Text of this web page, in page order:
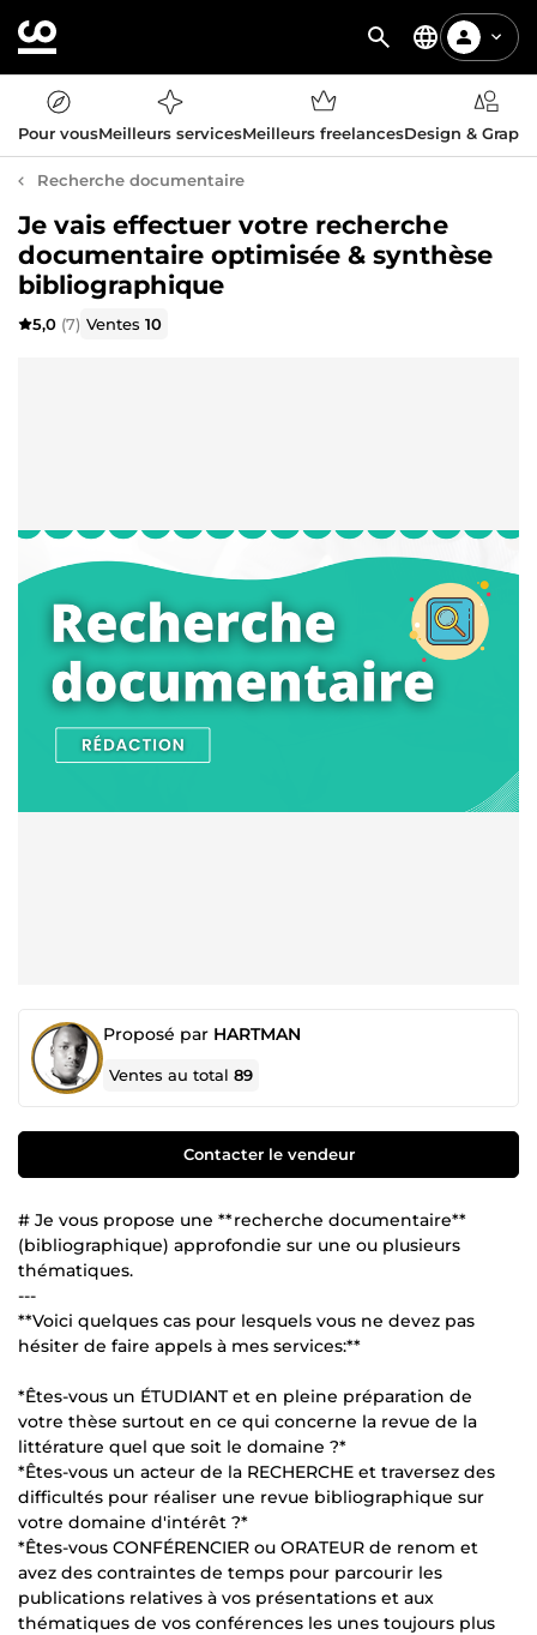
Pour vousMeilleurs servicesMeilleurs freelancesDesign &
Recherche documentaire
Je vais effectuer votre recherche
documentaire optimisée & synthèse
bibliographique
5,0 (7) Ventes10
Proposé par HARTMAN
Ventes au total89
Contacter le vendeur
# Je vous propose une **recherche documentaire**
(bibliographique) approfondie sur une ou plusieurs
thématiques.
---
**Voici quelques cas pour lesquels vous ne devez pas
hésiter de faire appels à mes services:**
*Êtes-vous un ÉTUDIANT et en pleine préparation de
votre thèse surtout en ce qui concerne la revue de la
littérature quel que soit le domaine ?*
*Êtes-vous un acteur de la RECHERCHE et traversez des
difficultés pour réaliser une revue bibliographique sur
votre domaine d'intérêt ?*
*Êtes-vous CONFÉRENCIER ou ORATEUR de renom et
avez des contraintes de temps pour parcourir les
publications relatives à vos présentations et aux
thématiques de vos conférences les unes toujours plus